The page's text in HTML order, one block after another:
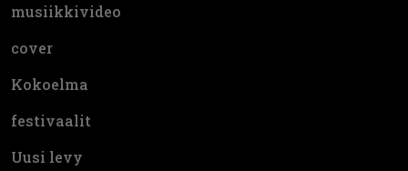
musiikkivideo
cover
Kokoelma
festivaalit
Uusi levy